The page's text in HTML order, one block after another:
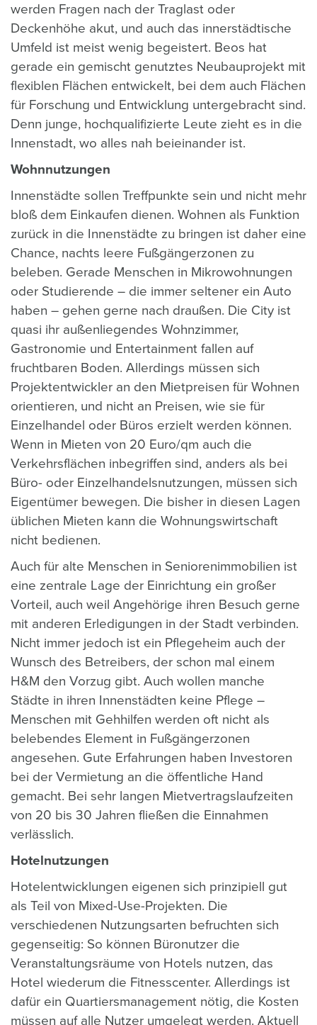
werden Fragen nach der Traglast oder
Deckenhöhe akut, und auch das innerstädtische
Umfeld ist meist wenig begeistert. Beos hat
gerade ein gemischt genutztes Neubauprojekt mit
flexiblen Flächen entwickelt, bei dem auch Flächen
für Forschung und Entwicklung untergebracht sind.
Denn junge, hochqualifizierte Leute zieht es in die
Innenstadt, wo alles nah beieinander ist.
Wohnnutzungen
Innenstädte sollen Treffpunkte sein und nicht mehr
bloß dem Einkaufen dienen. Wohnen als Funktion
zurück in die Innenstädte zu bringen ist daher eine
Chance, nachts leere Fußgängerzonen zu
beleben. Gerade Menschen in Mikrowohnungen
oder Studierende – die immer seltener ein Auto
haben – gehen gerne nach draußen. Die City ist
quasi ihr außenliegendes Wohnzimmer,
Gastronomie und Entertainment fallen auf
fruchtbaren Boden. Allerdings müssen sich
Projektentwickler an den Mietpreisen für Wohnen
orientieren, und nicht an Preisen, wie sie für
Einzelhandel oder Büros erzielt werden können.
Wenn in Mieten von 20 Euro/qm auch die
Verkehrsflächen inbegriffen sind, anders als bei
Büro- oder Einzelhandelsnutzungen, müssen sich
Eigentümer bewegen. Die bisher in diesen Lagen
üblichen Mieten kann die Wohnungswirtschaft
nicht bedienen.
Auch für alte Menschen in Seniorenimmobilien ist
eine zentrale Lage der Einrichtung ein großer
Vorteil, auch weil Angehörige ihren Besuch gerne
mit anderen Erledigungen in der Stadt verbinden.
Nicht immer jedoch ist ein Pflegeheim auch der
Wunsch des Betreibers, der schon mal einem
H&M den Vorzug gibt. Auch wollen manche
Städte in ihren Innenstädten keine Pflege –
Menschen mit Gehhilfen werden oft nicht als
belebendes Element in Fußgängerzonen
angesehen. Gute Erfahrungen haben Investoren
bei der Vermietung an die öffentliche Hand
gemacht. Bei sehr langen Mietvertragslaufzeiten
von 20 bis 30 Jahren fließen die Einnahmen
verlässlich.
Hotelnutzungen
Hotelentwicklungen eigenen sich prinzipiell gut
als Teil von Mixed-Use-Projekten. Die
verschiedenen Nutzungsarten befruchten sich
gegenseitig: So können Büronutzer die
Veranstaltungsräume von Hotels nutzen, das
Hotel wiederum die Fitnesscenter. Allerdings ist
dafür ein Quartiersmanagement nötig, die Kosten
müssen auf alle Nutzer umgelegt werden. Aktuell